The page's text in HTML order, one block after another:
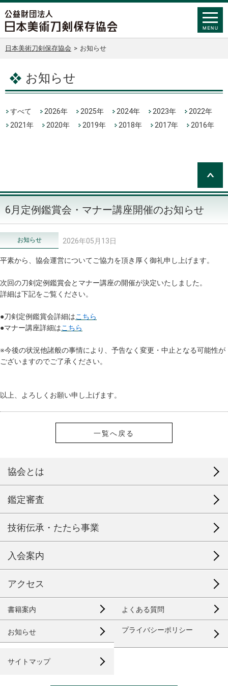
日本美術刀剣保存協会 > お知らせ
お知らせ
すべて 2026年 2025年 2024年 2023年
2022年
2021年
2020年 2019年 2018年 2017年 2016年
6月定例鑑賞会・マナー講座開催のお知らせ
お知らせ 2026年05月13日
平素から、協会運営についてご協力を頂き厚く御礼申し上げます。
次回の刀剣定例鑑賞会とマナー講座の開催が決定いたしました。
詳細は下記をご覧ください。
●刀剣定例鑑賞会詳細はこちら
●マナー講座詳細はこちら
※今後の状況他諸般の事情により、予告なく変更・中止となる可能性が
ございますのでご了承ください。
以上、よろしくお願い申し上げます。
一覧へ戻る
協会とは
鑑定審査
技術伝承・たたら事業
入会案内
アクセス
書籍案内 よくある質問
お知らせ プライバシーポリシー
サイトマップ